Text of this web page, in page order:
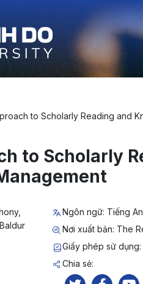
to Scholarly Reading and
to Scholarly
Ngôn ngữ: Tiếng
Nơi xuất bản: The
Giấy phép sử dụng:
Chia sẻ: